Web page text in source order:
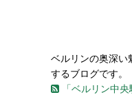
ベルリンの奥深い
するブログです。
「ベルリン中